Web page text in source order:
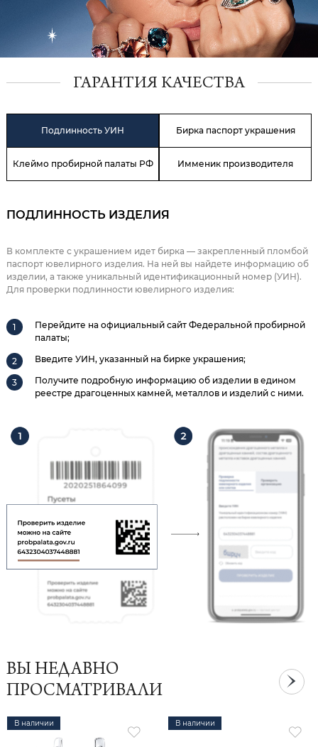
ГАРАНТИЯ КАЧЕСТВА
Подлинность УИН Бирка паспорт украшения
Клеймо пробирной палаты РФ Имменик производителя
ПОДЛИННОСТЬ ИЗДЕЛИЯ
В комплекте с украшением идет бирка — закрепленный пломбой
паспорт ювелирного изделия. На ней вы найдете информацию об
изделии, а также уникальный идентификационный номер (УИН).
Для проверки подлинности ювелирного изделия:
Перейдите на официальный сайт Федеральной пробирной
палаты;
Введите УИН, указанный на бирке украшения;
Получите подробную информацию об изделии в едином
реестре драгоценных камней, металлов и изделий с ними.
ВЫ НЕДАВНО
ПРОСМАТРИВАЛИ
В наличии В наличии